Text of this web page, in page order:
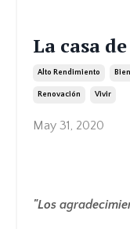
La casa
Alto Rendimiento
Renovación Vivir
May 31, 2020
"Los